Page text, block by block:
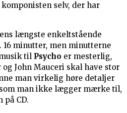
selv, der har
længste enkeltstående
16 minutter, men minutterne
til Psycho er mesterlig,
og John Mauceri skal have stor
man virkelig høre detaljer
man ikke lægger mærke til,
på CD.